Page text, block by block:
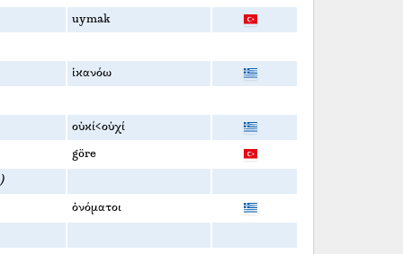
uymak
ἱκανόω
οὐκί<οὐχί
göre
ὀνόματοι